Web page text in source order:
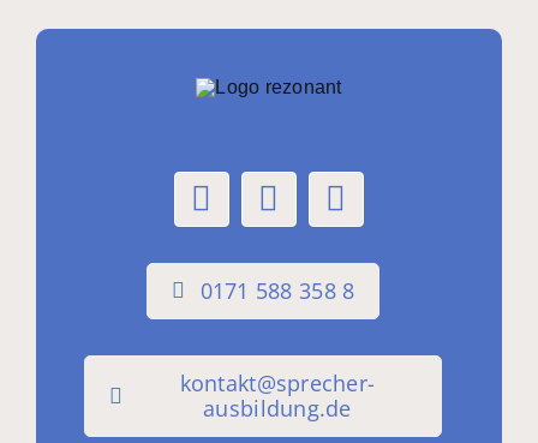
0171 588 358 8
kontakt@sprecher-
ausbildung.de